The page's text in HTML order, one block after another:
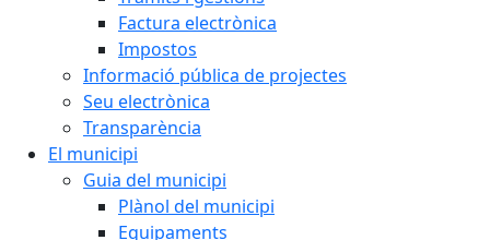
Factura electrònica
Impostos
Informació pública de projectes
Seu electrònica
Transparència
El municipi
Guia del municipi
Plànol del municipi
Equipaments